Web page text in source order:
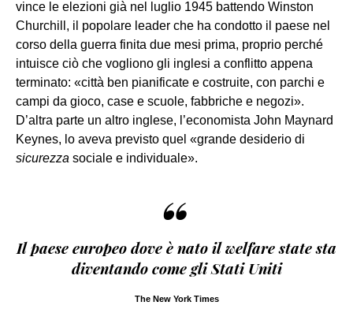
vince le elezioni già nel luglio 1945 battendo Winston
Churchill, il popolare leader che ha condotto il paese nel
corso della guerra finita due mesi prima, proprio perché
intuisce ciò che vogliono gli inglesi a conflitto appena
terminato: «città ben pianificate e costruite, con parchi e
campi da gioco, case e scuole, fabbriche e negozi».
D’altra parte un altro inglese, l’economista John Maynard
Keynes, lo aveva previsto quel «grande desiderio di
sicurezza sociale e individuale».
“
Il paese europeo dove è nato il welfare state sta
diventando come gli Stati Uniti
The New York Times